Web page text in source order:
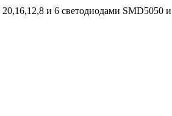
и 6 светодиодами SMD5050